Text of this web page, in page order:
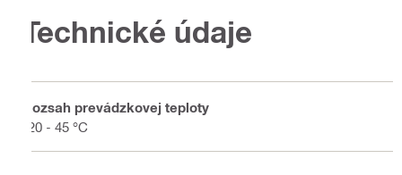
Technické údaje
Rozsah prevádzkovej teploty
-20 - 45 °C